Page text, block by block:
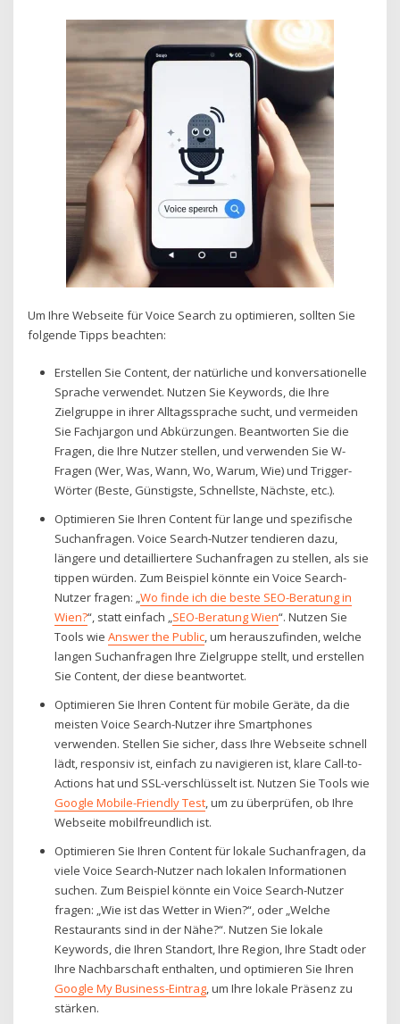
Um Ihre Webseite für Voice Search zu optimieren, sollten Sie
folgende Tipps beachten:
Erstellen Sie Content, der natürliche und konversationelle
Sprache verwendet. Nutzen Sie Keywords, die Ihre
Zielgruppe in ihrer Alltagssprache sucht, und vermeiden
Sie Fachjargon und Abkürzungen. Beantworten Sie die
Fragen, die Ihre Nutzer stellen, und verwenden Sie W-
Fragen (Wer, Was, Wann, Wo, Warum, Wie) und Trigger-
Wörter (Beste, Günstigste, Schnellste, Nächste, etc.).
Optimieren Sie Ihren Content für lange und spezifische
Suchanfragen. Voice Search-Nutzer tendieren dazu,
längere und detailliertere Suchanfragen zu stellen, als sie
tippen würden. Zum Beispiel könnte ein Voice Search-
Nutzer fragen: „Wo finde ich die beste SEO-Beratung in
Wien?“, statt einfach „SEO-Beratung Wien“. Nutzen Sie
Tools wie Answer the Public, um herauszufinden, welche
langen Suchanfragen Ihre Zielgruppe stellt, und erstellen
Sie Content, der diese beantwortet.
Optimieren Sie Ihren Content für mobile Geräte, da die
meisten Voice Search-Nutzer ihre Smartphones
verwenden. Stellen Sie sicher, dass Ihre Webseite schnell
lädt, responsiv ist, einfach zu navigieren ist, klare Call-to-
Actions hat und SSL-verschlüsselt ist. Nutzen Sie Tools wie
Google Mobile-Friendly Test, um zu überprüfen, ob Ihre
Webseite mobilfreundlich ist.
Optimieren Sie Ihren Content für lokale Suchanfragen, da
viele Voice Search-Nutzer nach lokalen Informationen
suchen. Zum Beispiel könnte ein Voice Search-Nutzer
fragen: „Wie ist das Wetter in Wien?“, oder „Welche
Restaurants sind in der Nähe?“. Nutzen Sie lokale
Keywords, die Ihren Standort, Ihre Region, Ihre Stadt oder
Ihre Nachbarschaft enthalten, und optimieren Sie Ihren
Google My Business-Eintrag, um Ihre lokale Präsenz zu
stärken.